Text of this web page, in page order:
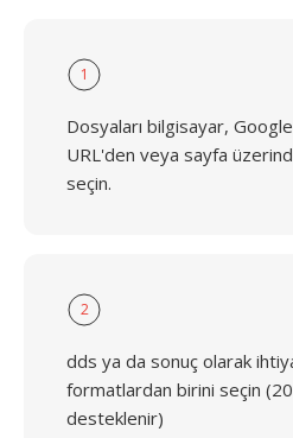
1
Dosyaları bilgisayar,
URL'den veya sayfa
seçin.
2
dds ya da sonuç olarak
formatlardan birini seçin
desteklenir)